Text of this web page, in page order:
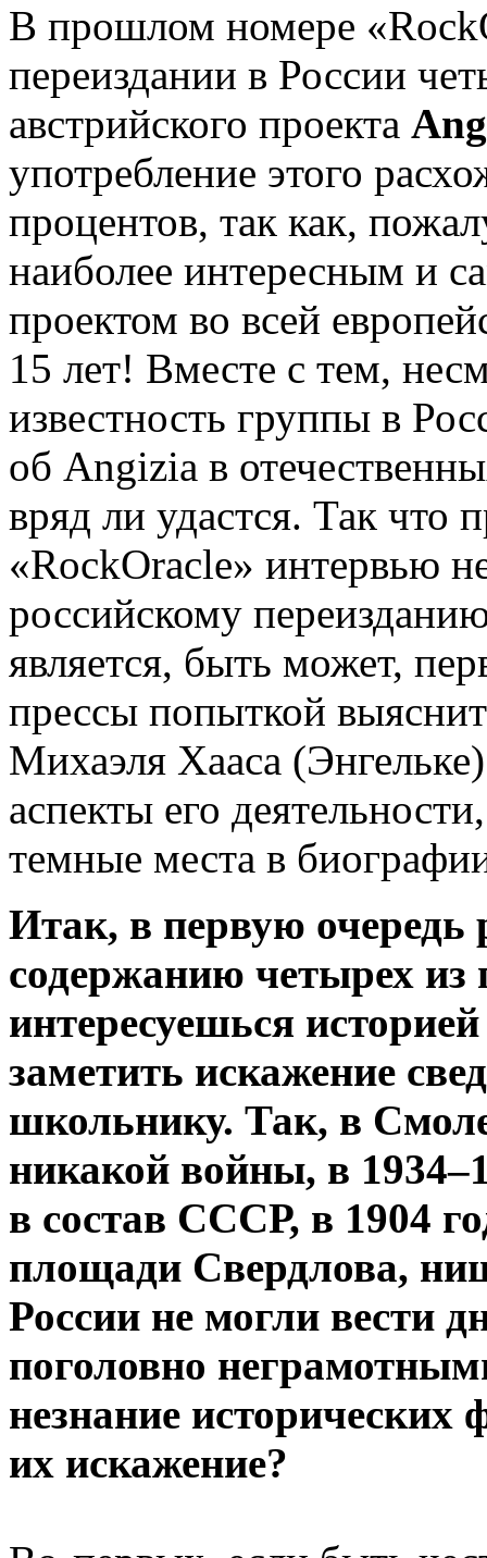
В прошлом номере
переиздании в России
австрийского проекта
употребление этого
процентов, так как,
наиболее интересным и
проектом во всей
15 лет! Вместе с тем,
известность группы в
об Angizia в
вряд ли удастся. Так что
«RockOracle» интервью
российскому
является, быть может,
прессы попыткой
Михаэля Хааса
аспекты его
темные места в
Итак, в первую очередь
содержанию четырех
интересуешься
заметить искажение
школьнику. Так, в
никакой войны, в
в состав СССР, в 1904
площади Свердлова,
России не могли вести
поголовно
незнание исторических
их искажение?